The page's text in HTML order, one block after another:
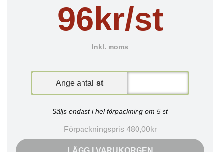
96kr/st
Inkl. moms
Ange antal st
Säljs endast i hel förpackning om 5 st
Förpackningspris 480,00kr
LÄGG I VARUKORGEN